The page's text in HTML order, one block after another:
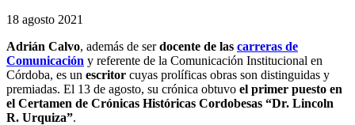
18 agosto 2021
Adrián Calvo, además de serdocente de las carreras de
Comunicación y referente de la Comunicación Institucional en
Córdoba, es un escritor cuyas prolíficas obras son distinguidas y
premiadas. El 13 de agosto, su crónica obtuvo el primer puesto en
el Certamen de Crónicas Históricas Cordobesas “Dr. Lincoln
R. Urquiza”.